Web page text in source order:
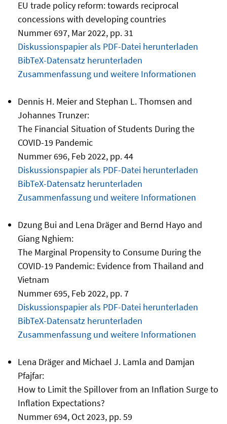
EU trade policy reform: towards reciprocal
concessions with developing countries
Nummer 697, Mar 2022, pp. 31
Diskussionspapier als PDF-Datei herunterladen
BibTeX-Datensatz herunterladen
Zusammenfassung und weitere Informationen
Dennis H. Meier and Stephan L. Thomsen and
Johannes Trunzer:
The Financial Situation of Students During the
COVID-19 Pandemic
Nummer 696, Feb 2022, pp. 44
Diskussionspapier als PDF-Datei herunterladen
BibTeX-Datensatz herunterladen
Zusammenfassung und weitere Informationen
Dzung Bui and Lena Dräger and Bernd Hayo and
Giang Nghiem:
The Marginal Propensity to Consume During the
COVID-19 Pandemic: Evidence from Thailand and
Vietnam
Nummer 695, Feb 2022, pp. 7
Diskussionspapier als PDF-Datei herunterladen
BibTeX-Datensatz herunterladen
Zusammenfassung und weitere Informationen
Lena Dräger and Michael J. Lamla and Damjan
Pfajfar:
How to Limit the Spillover from an Inflation Surge to
Inflation Expectations?
Nummer 694, Oct 2023, pp. 59